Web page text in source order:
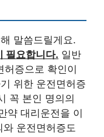
말씀드릴게요.
필요합니다. 일반
허증으로 확인이
위한 운전면허증
꼭 본인 명의의
약 대리운전을 이
운전면허증도